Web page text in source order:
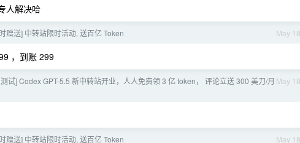
人解决哈
May 18
赠送] 中转站限时活动, 送百亿 Token
，到账 299
May 18
试] Codex GPT-5.5 新中转站开业，人人免费领 3 亿 token， 评论立送 300 美刀/月
May 18
赠送] 中转站限时活动, 送百亿 Token